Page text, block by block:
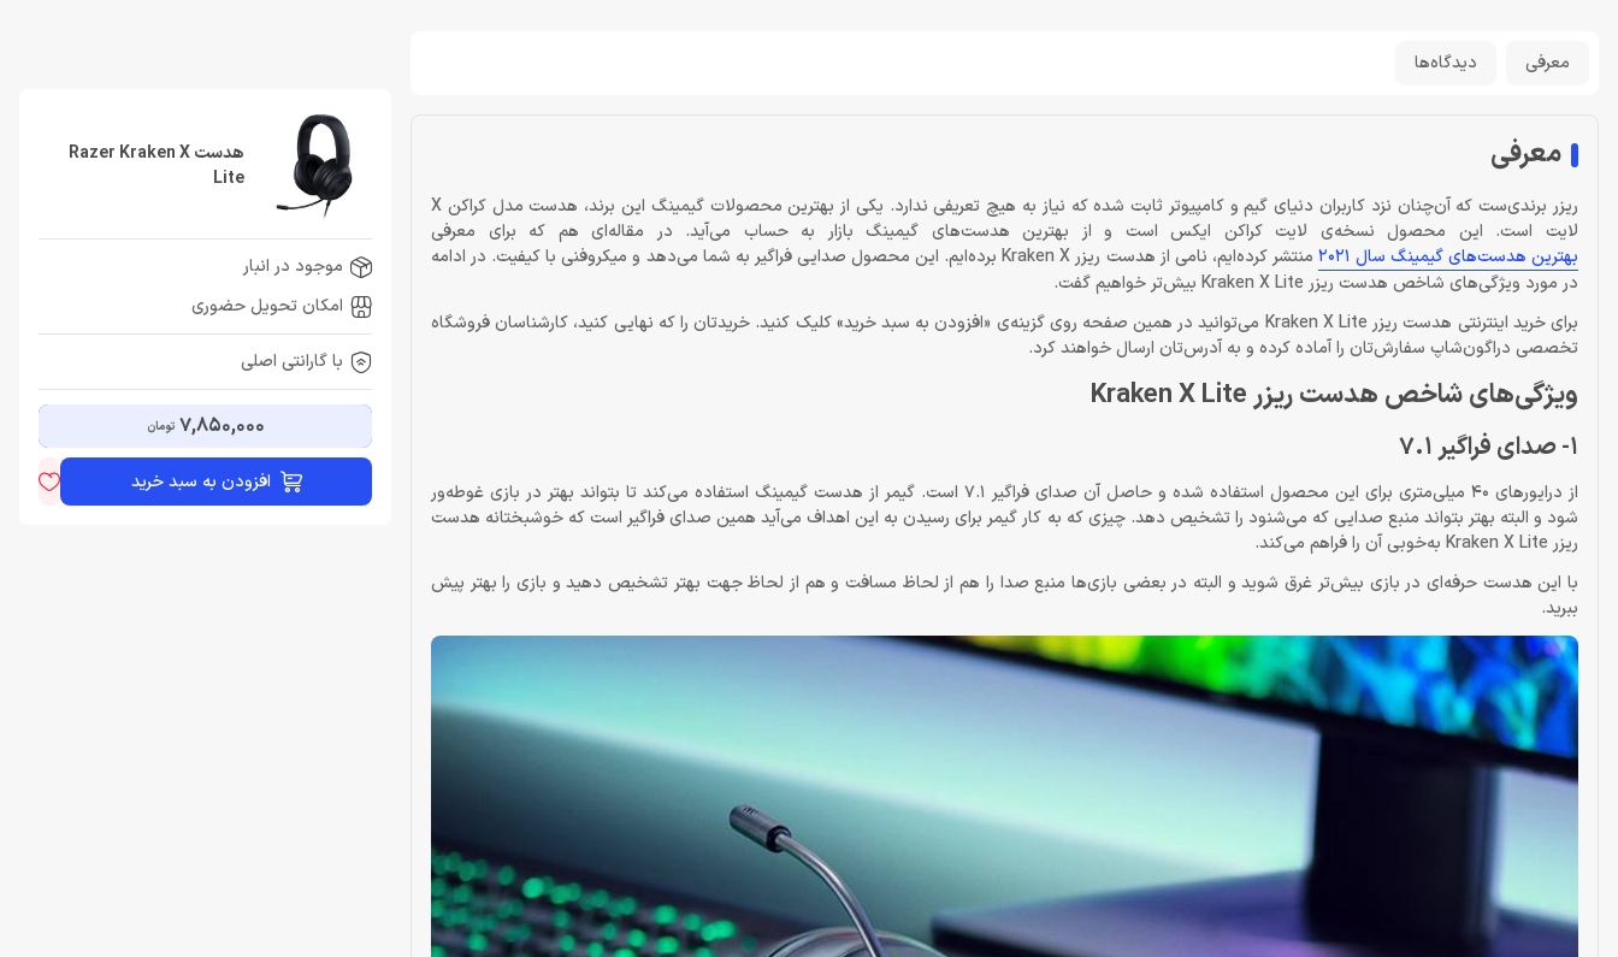
معرفی دیدگاه‌ها
معرفی
ریزر برندی‌ست که آن‌چنان نزد کاربران دنیای گیم و کامپیوتر ثابت شده که نیاز به هیچ تعریفی ندارد. یکی از بهترین محصولات گیمینگ این برند، هدست مدل کراکن X
لایت است. این محصول نسخه‌ی لایت کراکن ایکس است و از بهترین هدست‌های گیمینگ بازار به حساب می‌آید. در مقاله‌ای هم که برای معرفی
بهترین هدست‌های گیمینگ سال 2021
منتشر کرده‌ایم، نامی از هدست ریزر Kraken X برده‌ایم. این محصول صدایی فراگیر به شما می‌دهد و میکروفنی با کیفیت. در ادامه
در مورد ویژگی‌های شاخص هدست ریزر Kraken X Lite بیش‌تر خواهیم گفت.
برای خرید اینترنتی هدست ریزر Kraken X Lite می‌توانید در همین صفحه روی گزینه‌ی «افزودن به سبد خرید» کلیک کنید. خریدتان را که نهایی کنید، کارشناسان فروشگاه
تخصصی دراگون‌شاپ سفارش‌تان را آماده کرده و به آدرس‌تان ارسال خواهند کرد.
ویژگی‌های شاخص هدست ریزر Kraken X Lite
1- صدای فراگیر 7.1
از درایورهای 40 میلی‌متری برای این محصول استفاده شده و حاصل آن صدای فراگیر 7.1 است. گیمر از هدست گیمینگ استفاده می‌کند تا بتواند بهتر در بازی غوطه‌ور
شود و البته بهتر بتواند منبع صدایی که می‌شنود را تشخیص دهد. چیزی که به کار گیمر برای رسیدن به این اهداف می‌آید همین صدای فراگیر است که خوشبختانه هدست
ریزر Kraken X Lite به‌خوبی آن را فراهم می‌کند.
با این هدست حرفه‌ای در بازی بیش‌تر غرق شوید و البته در بعضی بازی‌ها منبع صدا را هم از لحاظ مسافت و هم از لحاظ جهت بهتر تشخیص دهید و بازی را بهتر پیش
ببرید.
هدست Razer Kraken X
Lite
موجود در انبار
امکان تحویل حضوری
با گارانتی اصلی
7,850,000 تومان
افزودن به سبد خرید